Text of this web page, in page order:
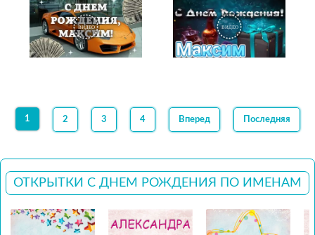
1 2 3 4 Вперед Последняя
ОТКРЫТКИ С ДНЕМ РОЖДЕНИЯ ПО ИМЕНАМ